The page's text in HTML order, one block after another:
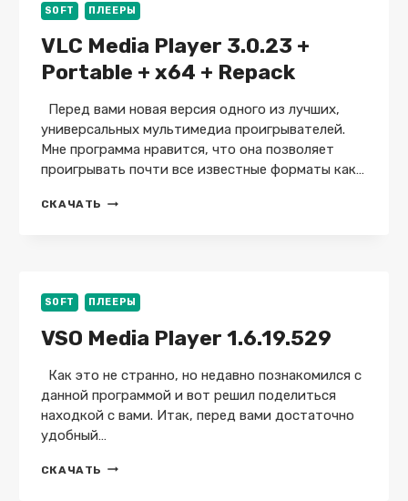
+
MEGA
SOFT ПЛЕЕРЫ
VLC Media Player 3.0.23 +
Portable + x64 + Repack
Перед вами новая версия одного из лучших,
универсальных мультимедиа проигрывателей.
Мне программа нравится, что она позволяет
проигрывать почти все известные форматы как…
СКАЧАТЬ VLC
+
+
REPACK
SOFT ПЛЕЕРЫ
VSO Media Player 1.6.19.529
Как это не странно, но недавно познакомился с
данной программой и вот решил поделиться
находкой с вами. Итак, перед вами достаточно
удобный…
СКАЧАТЬ VSO